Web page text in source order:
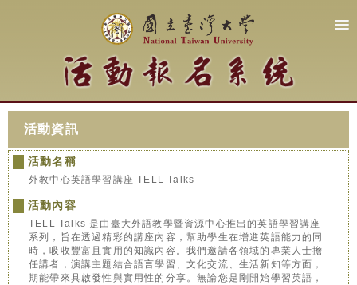
活動資訊
活動名稱
外教中心英語學習講座 TELL Talks
活動內容
TELL Talks 是由臺大外語教學暨資源中心推出的英語學習講座
系列，旨在透過精彩的講座內容，幫助學生在增進英語能力的同
時，吸收豐富且實用的知識內容。我們邀請各領域的專業人士擔
任講者，演講主題結合語言學習、文化交流、生活新知等方面，
期能帶來具啟發性與實用性的分享。無論您是剛開始學習英語，